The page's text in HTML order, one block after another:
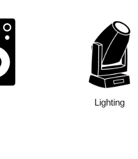
Lighting